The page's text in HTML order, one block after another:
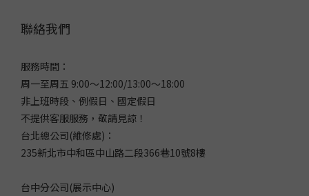
聯絡我們
服務時間：
周一至周五 9:00～12:00/13:00～18:00
非上班時段、例假日、國定假日
不提供客服服務，敬請見諒！
台北總公司(維修處)：
235新北市中和區中山路二段366巷10號8樓
台中分公司(展示中心)